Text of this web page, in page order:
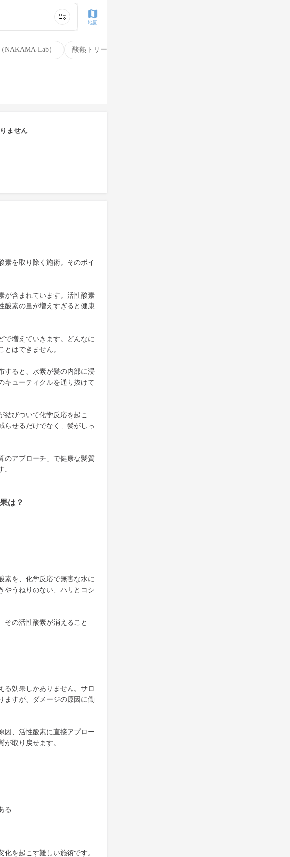
NAKAMA-Lab） 酸熱トリートメント
地図
ません
素を取り除く施術。そのポイ
が含まれています。活性酸素
酸素の量が増えすぎると健康
で増えていきます。どんなに
はできません。
すると、水素が髪の内部に浸
キューティクルを通り抜けて
結びついて化学反応を起こ
らせるだけでなく、髪がしっ
のアプローチ」で健康な髪質
。
は？
素を、化学反応で無害な水に
やうねりのない、ハリとコシ
その活性酸素が消えること
る効果しかありません。サロ
ますが、ダメージの原因に働
因、活性酸素に直接アプロー
取り戻せます。
る
を起こす難しい施術です。